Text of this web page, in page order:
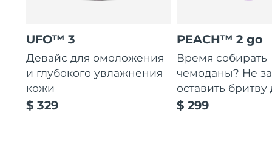
UFO™ 3
Девайс для омоложения
и глубокого увлажнения
кожи
$ 329
PEACH™ 2 go
Время собирать
чемоданы? Не
оставить бритву
$ 299